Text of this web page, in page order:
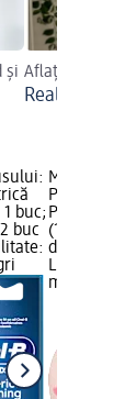
și Aflați cum îl
Realizarea
buc;
buc
Marcă:
Perie
Preț: 19,95
(19,95 lei
dm;
Livrabil,
magazin